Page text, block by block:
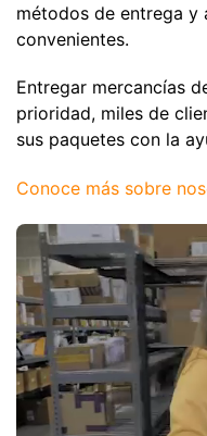
métodos de entrega y
convenientes.
Entregar mercancías
prioridad, miles de
sus paquetes con la
Conoce más sobre